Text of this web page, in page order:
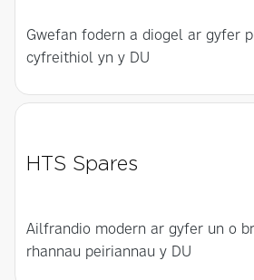
Gwefan fodern a diogel ar gyfer
cyfreithiol yn y DU
HTS Spares
Ailfrandio modern ar gyfer un o
rhannau peiriannau y DU